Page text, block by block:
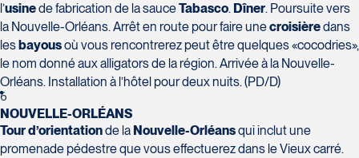
l’usinede fabrication de la sauceTabasco. Dîner. Poursuite vers
la Nouvelle-Orléans. Arrêt en route pour faire unecroisièredans
les bayousoù vous rencontrerez peut être quelques «cocodries»,
le nom donné aux alligators de la région. Arrivée à la Nouvelle-
Orléans. Installation à l’hôtel pour deux nuits. (PD/D)
6
NOUVELLE-ORLÉANS
Tour d’orientationde la Nouvelle-Orléansqui inclut une
promenade pédestre que vous effectuerez dans le Vieux carré.
Voyages Action
230 Boulevard Sir-Wilfrid-Laurier
Beloeil
J3G 4G7
Voyages CAA Place de la Cité
2600 Boulevard Laurier #133, Place de la
Cité
Québec
G1V 4T3